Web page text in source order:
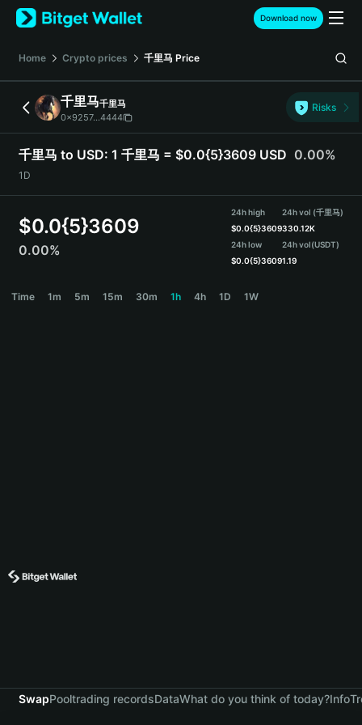
English
日本語
Español (Latinoamérica)
Türkçe
Français
Deutsch
简体中文
Português (Portugal)
Bahasa Indonesia
বাংলা
Download now
Home Crypto prices 千里马 Price
千里马千里马
0x9257...4444
Risks
千里马 to USD: 1 千里马 = $0.0{5}3609 USD 0.00%
1D
$0.0{5}3609
0.00%
24h high
$0.0{5}3609
24h low
$0.0{5}3609
24h vol (千里马)
330.12K
24h vol(USDT)
1.19
Time 1m 5m 15m 30m 1h 4h 1D 1W
SwapPooltrading recordsDataWhat do you think of today?Info